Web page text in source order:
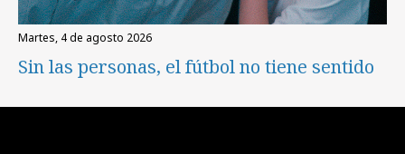
martes, 4 de agosto 2026
Sin las personas, el fútbol no tiene sentido